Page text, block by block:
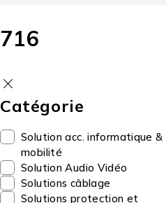
716
Catégorie
Solution acc. informatique &
mobilité
Solution Audio Vidéo
Solutions câblage
Solutions protection et